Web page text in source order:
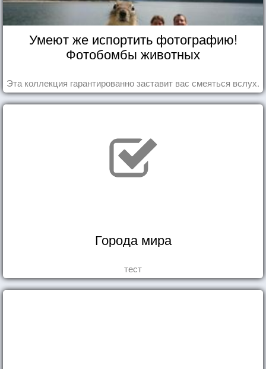
Умеют же испортить фотографию!
Фотобомбы животных
Эта коллекция гарантированно заставит вас смеяться вслух.
Города мира
тест